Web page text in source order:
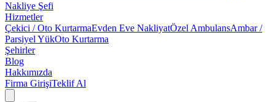
Nakliye Şefi
Hizmetler
Çekici / Oto KurtarmaEvden Eve NakliyatÖzel AmbulansAmbar /
Parsiyel YükOto Kurtarma
Şehirler
Blog
Hakkımızda
Firma GirişiTeklif Al